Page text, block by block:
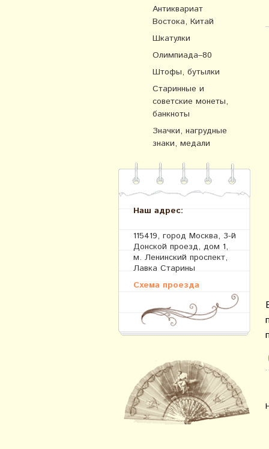
Антиквариат
Востока, Китай
Шкатулки
Олимпиада–80
Штофы, бутылки
Старинные и
советские монеты,
банкноты
Значки, нагрудные
знаки, медали
Наш адрес:
115419, город Москва, 3-й
Донской проезд, дом 1,
м. Ленинский проспект,
Лавка Старины
Схема проезда